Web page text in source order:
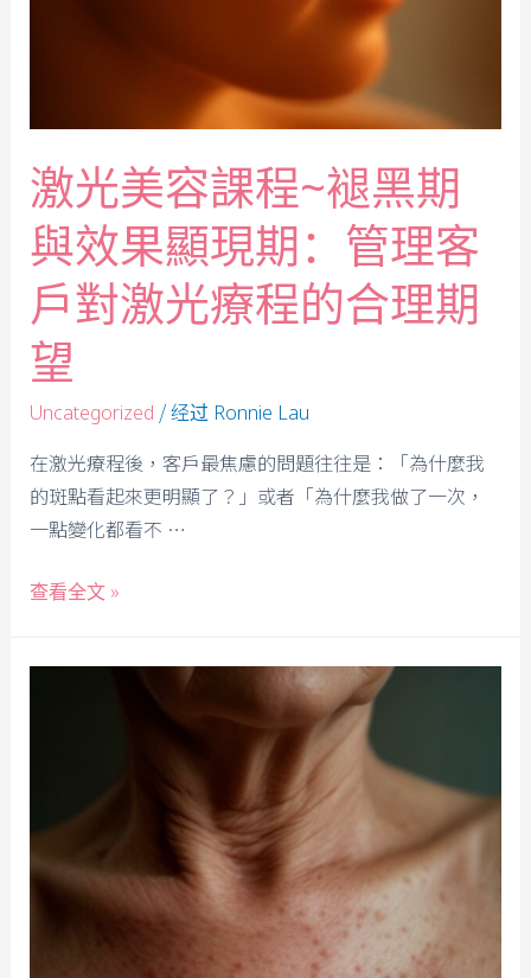
激光美容課程~褪黑期
與效果顯現期：管理客
戶對激光療程的合理期
望
Uncategorized / 经过 Ronnie Lau
在激光療程後，客戶最焦慮的問題往往是：「為什麼我
的斑點看起來更明顯了？」或者「為什麼我做了一次，
一點變化都看不 …
查看全文 »